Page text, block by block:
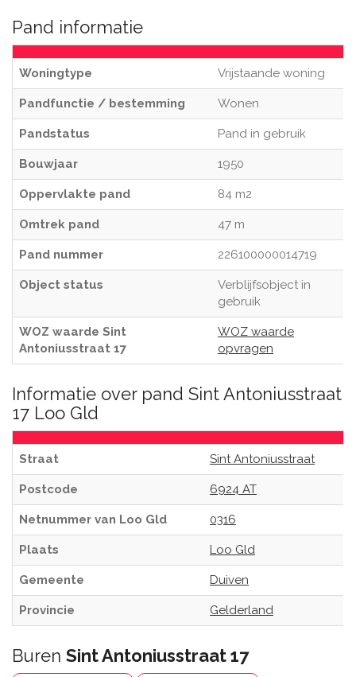
Pand informatie
Woningtype Vrijstaande woning
Pandfunctie / bestemming Wonen
Pandstatus Pand in gebruik
Bouwjaar 1950
Oppervlakte pand 84 m2
Omtrek pand 47 m
Pand nummer 226100000014719
Object status
Verblijfsobject in
gebruik
WOZ waarde Sint
Antoniusstraat 17
WOZ waarde
opvragen
Informatie over pand Sint Antoniusstraat
17 Loo Gld
Straat Sint Antoniusstraat
Postcode 6924 AT
Netnummer van Loo Gld 0316
Plaats Loo Gld
Gemeente Duiven
Provincie Gelderland
Buren Sint Antoniusstraat 17